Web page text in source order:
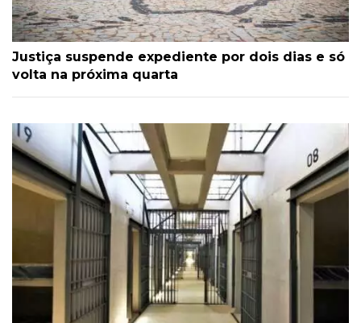
Justiça suspende expediente por dois dias e só
volta na próxima quarta